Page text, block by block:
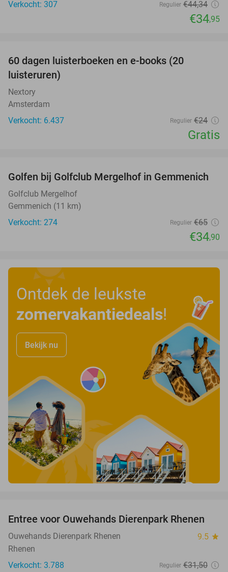
Verkocht: 307
Regulier €44,34
€34,95
60 dagen luisterboeken en e-books (20
luisteruren)
Nextory
Amsterdam
Verkocht: 6.437
Regulier €24
Gratis
46%
Golfen bij Golfclub Mergelhof in Gemmenich
Golfclub Mergelhof
Gemmenich (11 km)
Verkocht: 274
Regulier €65
€34,90
Ontdek de leukste
zomervakantiedeals!
Bekijk nu
19%
Entree voor Ouwehands Dierenpark Rhenen
Ouwehands Dierenpark Rhenen 9.5 star
Rhenen
Verkocht: 3.788
Regulier €31,50